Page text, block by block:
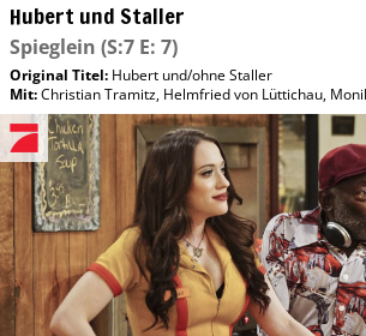
Hubert und Staller
Spieglein (S:7 E: 7)
Original Titel: Hubert und/​ohne Staller
Mit:Christian Tramitz, Helmfried von Lüttichau,